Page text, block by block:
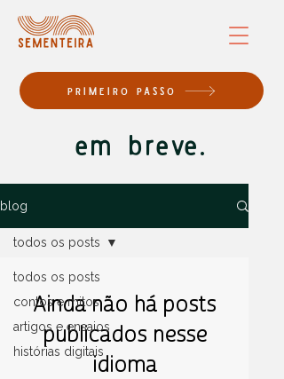
PRIMEIRO PASSO
em breve.
blog
todos os posts
contos e mitos
artigos e ensaios
histórias digitais
todos os posts
Ainda não há posts
publicados nesse
idioma